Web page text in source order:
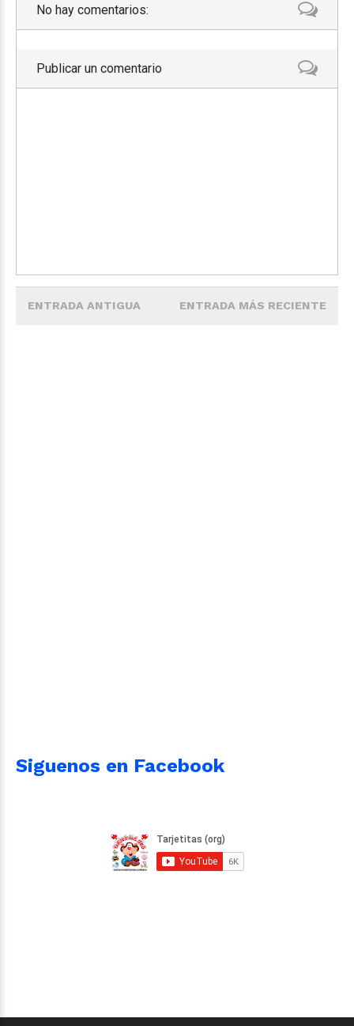
No hay comentarios:
Publicar un comentario
ENTRADA MÁS RECIENTE
ENTRADA ANTIGUA
Siguenos en Facebook